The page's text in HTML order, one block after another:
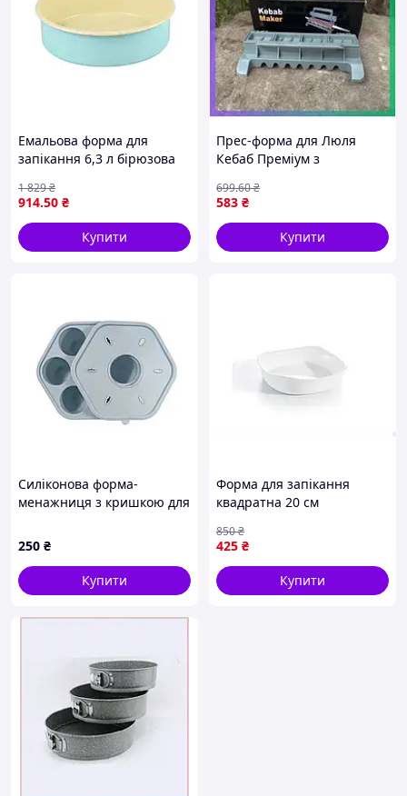
Емальова форма для
запікання 6,3 л бірюзова
випічки та десертів
914.50 ₴
1 829₴
Купити
Прес-форма для Люля
Кебаб Преміум з
приготування м'ясних
страв на грилі SKU_2184-03
583 ₴
699.60₴
Купити
Силіконова форма-
менажниця з кришкою для
заморожування дитячого
харчування Блакитний
250 ₴
Купити
Форма для запікання
квадратна 20 см
універсального
використання в духовці
425 ₴
850₴
Купити